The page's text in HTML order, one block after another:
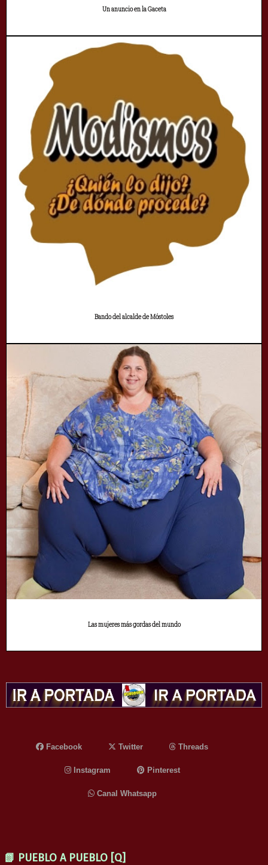
Un anuncio en la Gaceta
Bando del alcalde de Móstoles
Las mujeres más gordas del mundo
Facebook Twitter Threads
Instagram Pinterest
Canal Whatsapp
📗 PUEBLO A PUEBLO [Q]